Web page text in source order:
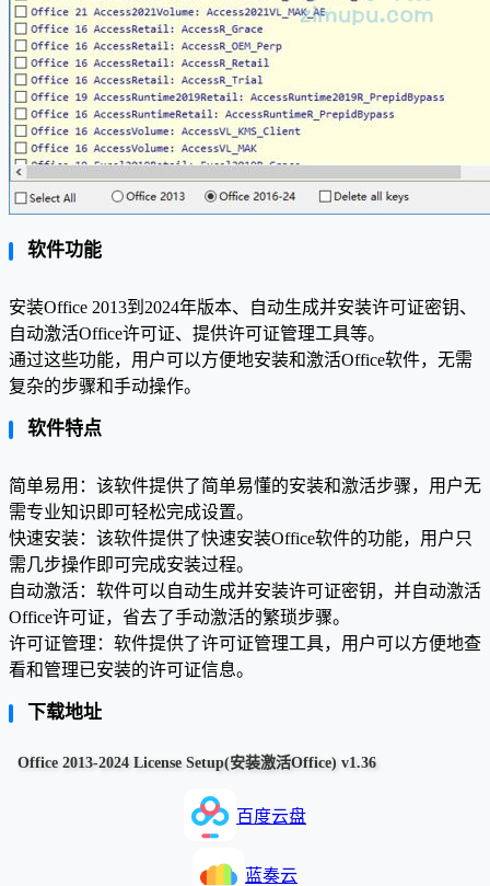
软件功能
安装Office 2013到2024年版本、自动生成并安装许可证密钥、
自动激活Office许可证、提供许可证管理工具等。
通过这些功能，用户可以方便地安装和激活Office软件，无需
复杂的步骤和手动操作。
软件特点
简单易用：该软件提供了简单易懂的安装和激活步骤，用户无
需专业知识即可轻松完成设置。
快速安装：该软件提供了快速安装Office软件的功能，用户只
需几步操作即可完成安装过程。
自动激活：软件可以自动生成并安装许可证密钥，并自动激活
Office许可证，省去了手动激活的繁琐步骤。
许可证管理：软件提供了许可证管理工具，用户可以方便地查
看和管理已安装的许可证信息。
下载地址
Office 2013-2024 License Setup(安装激活Office) v1.36
百度云盘
蓝奏云